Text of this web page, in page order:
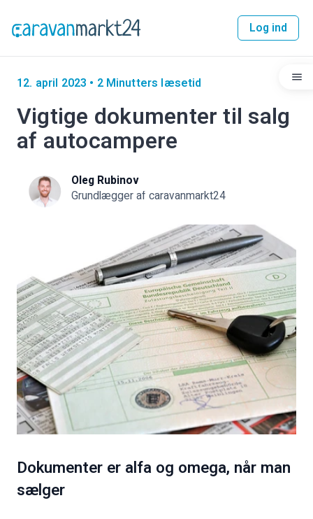
Log ind
12. april 2023 • 2 Minutters læsetid
Vigtige dokumenter til salg
af autocampere
Oleg Rubinov
Grundlægger af caravanmarkt24
Dokumenter er alfa og omega, når man
sælger